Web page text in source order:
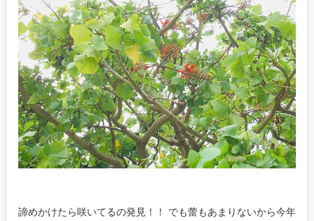
諦めかけたら咲いてるの発見！！ でも蕾もあまりないから今年